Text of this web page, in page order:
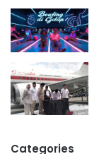
Categories